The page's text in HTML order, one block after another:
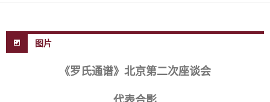
图片
《罗氏通谱》北京第二次座谈会